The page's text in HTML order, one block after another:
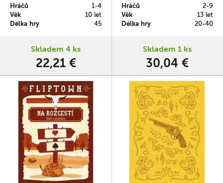
se tu role průvodčího a
konstruktéra lokomotiv zároveň.
Budete stavět vlaky, nakládat a
ostrově a rovněž vozit cestující.
Hráčů
1-4
Věk
10 let
Délka hry
45
Skladem 4 ks
22,21 €
Hráčů
2-9
Věk
13 let
Délka hry
20-40
Skladem 1 ks
30,04 €